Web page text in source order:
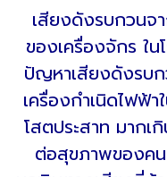
เสียงดังรบกวนจ
ของเครื่องจักร ใน
ปัญหาเสียงดังรบก
เครื่องกำเนิดไฟฟ้
โสตประสาท มากเ
ต่อสุขภาพของคน